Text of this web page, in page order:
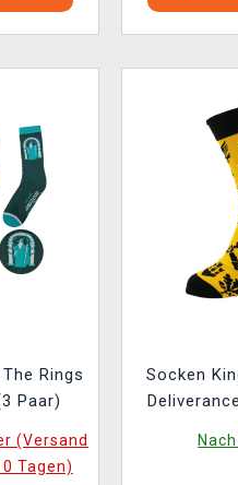
Rings
Paar)
(Versand
Tagen)
Socken